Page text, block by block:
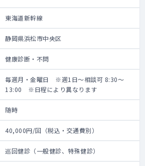
東海道新幹線
静岡県浜松市中央区
健康診断・不問
毎週月・金曜日 ※週1日～相談可 8:30～
13:00 ※日程により異なります
随時
40,000円/回（税込・交通費別）
巡回健診（一般健診、特殊健診）